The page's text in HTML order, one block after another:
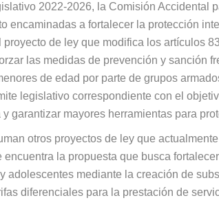
2022-2026, la Comisión Accidental
encaminadas a fortalecer la protección
proyecto de ley que modifica los artículos
las medidas de prevención y sanción
de edad por parte de grupos
legislativo correspondiente con el
garantizar mayores herramientas para
otros proyectos de ley que
encuentra la propuesta que busca
adolescentes mediante la creación de
diferenciales para la prestación de